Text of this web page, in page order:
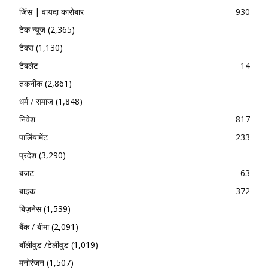
जिंस | वायदा कारोबार
930
टेक न्यूज (2,365)
टैक्स(1,130)
टैबलेट
14
तकनीक(2,861)
धर्म / समाज (1,848)
निवेश
817
पार्लियामेंट
233
प्रदेश(3,290)
बजट
63
बाइक
372
बिज़नेस(1,539)
बैंक / बीमा(2,091)
बॉलीवुड /टेलीवुड (1,019)
मनोरंजन (1,507)